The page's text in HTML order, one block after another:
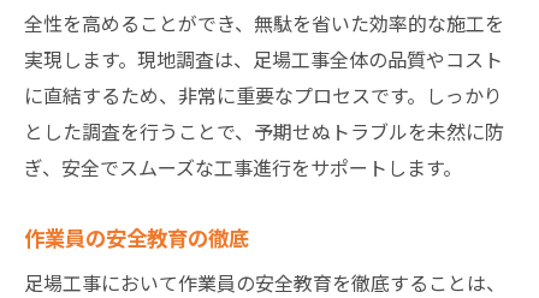
全性を高めることができ、無駄を省いた効率的な施工を
実現します。現地調査は、足場工事全体の品質やコスト
に直結するため、非常に重要なプロセスです。しっかり
とした調査を行うことで、予期せぬトラブルを未然に防
ぎ、安全でスムーズな工事進行をサポートします。
作業員の安全教育の徹底
足場工事において作業員の安全教育を徹底することは、